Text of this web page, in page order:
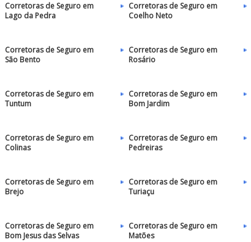
Corretoras de Seguro em
Lago da Pedra
Corretoras de Seguro em
Coelho Neto
Corretoras de Seguro em
São Bento
Corretoras de Seguro em
Rosário
Corretoras de Seguro em
Tuntum
Corretoras de Seguro em
Bom Jardim
Corretoras de Seguro em
Colinas
Corretoras de Seguro em
Pedreiras
Corretoras de Seguro em
Brejo
Corretoras de Seguro em
Turiaçu
Corretoras de Seguro em
Bom Jesus das Selvas
Corretoras de Seguro em
Matões